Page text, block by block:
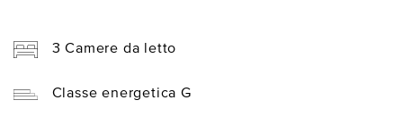
3 Camere da letto
Classe energetica G